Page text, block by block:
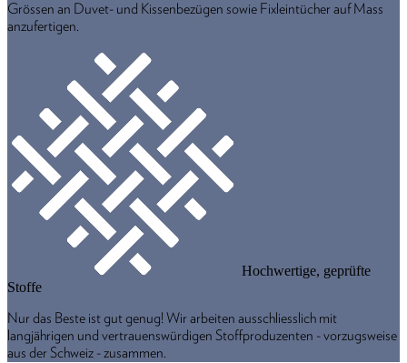
Grössen an Duvet- und Kissenbezügen sowie Fixleintücher auf Mass
anzufertigen.
Hochwertige, geprüfte
Stoffe
Nur das Beste ist gut genug! Wir arbeiten ausschliesslich mit
langjährigen und vertrauenswürdigen Stoffproduzenten - vorzugsweise
aus der Schweiz - zusammen.